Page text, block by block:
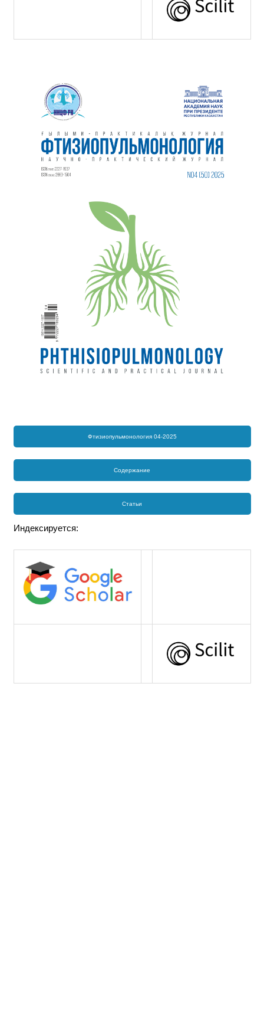
Фтизиопульмонология 04-2025
Содержание
Статьи
Индексируется: